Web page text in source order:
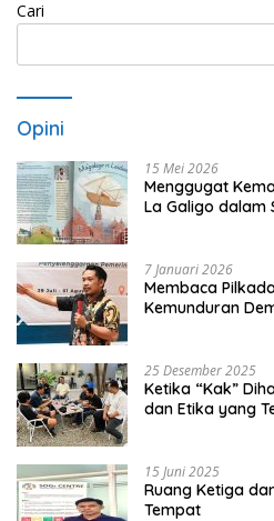
Cari
Opini
15 Mei 2026
Menggugat
La Galigo dalam
7 Januari 2026
Membaca
Kemunduran
25 Desember 2025
Ketika “Kak”
dan Etika yang
15 Juni 2025
Ruang Ketiga
Tempat